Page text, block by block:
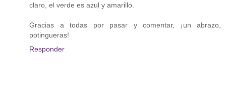
claro, el verde es azul y amarillo.
Gracias a todas por pasar y comentar, ¡un abrazo,
potingueras!
Responder